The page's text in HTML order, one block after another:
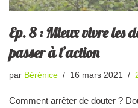
Ep. 8 : Mieux vivre les
passer à l’action
par Bérénice 16 mars 2021
Comment arrêter de douter ?